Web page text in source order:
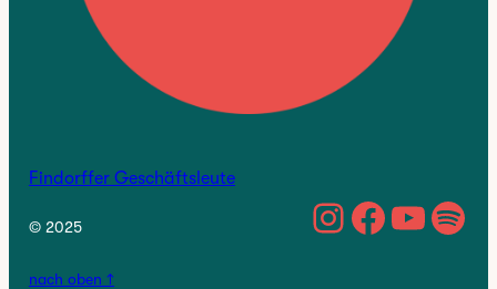
Findorffer Geschäftsleute
© 2025 https://
nach oben ↑